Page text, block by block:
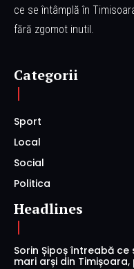
ce se întâmplă în
fără zgomot inutil.
Categorii
Sport
Local
Social
Politica
Headlines
Sorin Șipoș întreabă
mari arși din